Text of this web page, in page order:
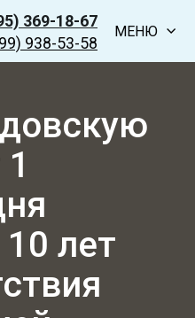
369-18-67
938-53-58
МЕНЮ
лет